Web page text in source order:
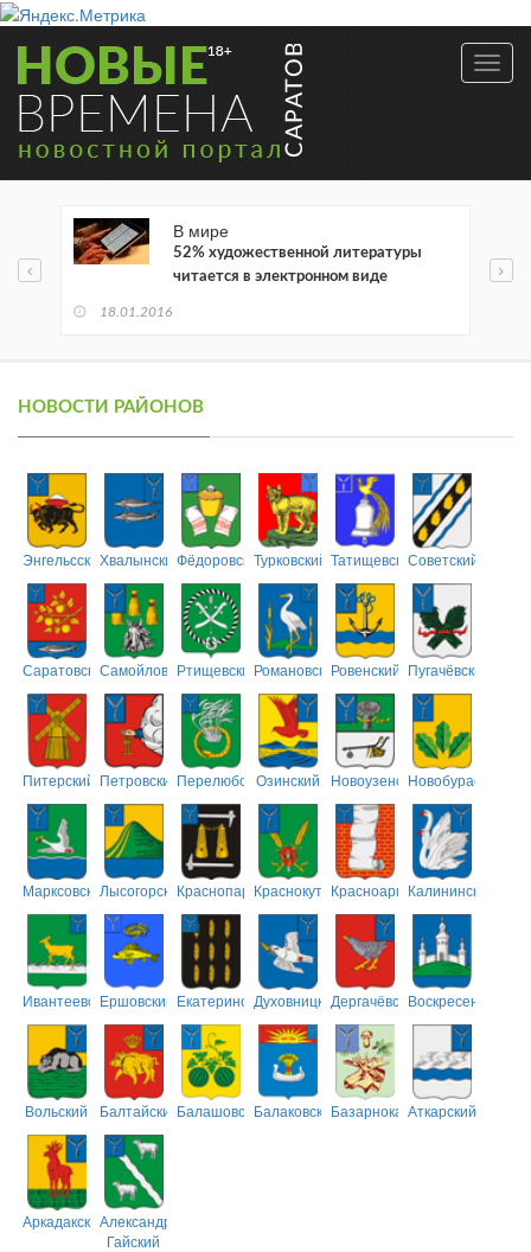
В мире
52% художественной литературы
читается в электронном виде
18.01.2016
НОВОСТИ РАЙОНОВ
ЭнгельсскийХвалынскийФёдоровскийТурковский ТатищевскийСоветский
СаратовскийСамойловскийРтищевскийРомановскийРовенский Пугачёвский
Питерский ПетровскийПерелюбскийОзинский НовоузенскийНовобурасский
МарксовскийЛысогорскийКраснопартизанский
КраснокутскийКрасноармейский
Калининский
ИвантеевскийЕршовский ЕкатериновскийДуховницкийДергачёвскийВоскресенский
Вольский БалтайскийБалашовскийБалаковскийБазарнокарабулакский
Аткарский
АркадакскийАлександрово-
Гайский